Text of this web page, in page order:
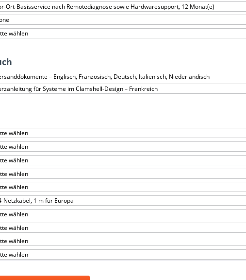
Ort-Basisservice nach Remotediagnose sowie Hardwaresupport, 12 Monat(e)
wählen
– Englisch, Französisch, Deutsch, Italienisch, Niederländisch
für Systeme im Clamshell-Design – Frankreich
wählen
wählen
wählen
wählen
wählen
Netzkabel, 1 m für Europa
wählen
wählen
wählen
wählen